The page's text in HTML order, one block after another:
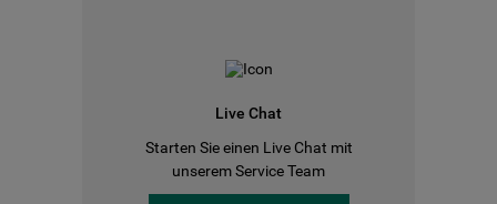
Live Chat
Starten Sie einen Live Chat mit
unserem Service Team